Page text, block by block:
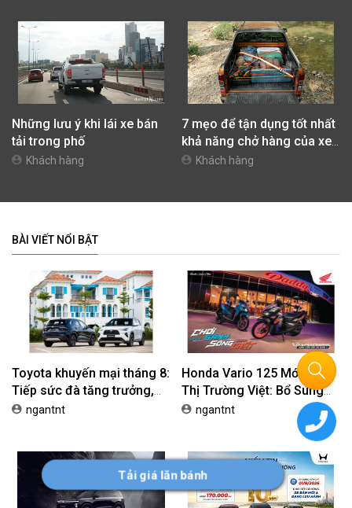
Những lưu ý khi lái xe bán
tải trong phố
Khách hàng
7 mẹo để tận dụng tốt nhất
khả năng chở hàng của xe
bán tải
Khách hàng
BÀI VIẾT NỔI BẬT
Toyota khuyến mại tháng 8:
Tiếp sức đà tăng trưởng,
tối ưu chi phí mua xe
ngantnt
Honda Vario 125 Mới Chào
Thị Trường Việt: Bổ Sung
Phiên Bản Street, Giá Từ
ngantnt
Tải giá lăn bánh